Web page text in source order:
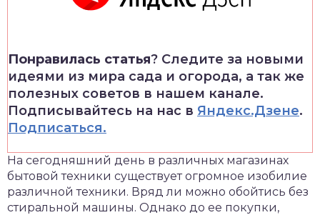
Понравилась статья? Следите за новыми
идеями из мира сада и огорода, а так же
полезных советов в нашем канале.
Подписывайтесь на нас в Яндекс.Дзене.
Подписаться.
На сегодняшний день в различных магазинах
бытовой техники существует огромное изобилие
различной техники. Вряд ли можно обойтись без
стиральной машины. Однако до ее покупки,